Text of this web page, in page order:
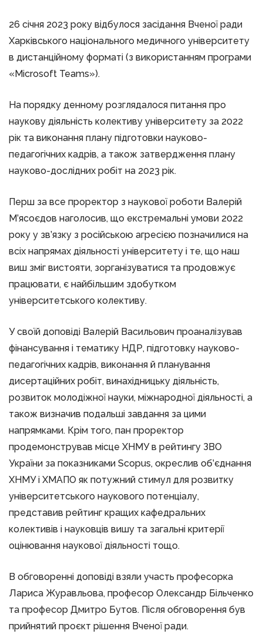
26 січня 2023 року відбулося засідання Вченої ради
Харківського національного медичного університету
в дистанційному форматі (з використанням програми
«Microsoft Teams»).
На порядку денному розглядалося питання про
наукову діяльність колективу університету за 2022
рік та виконання плану підготовки науково-
педагогічних кадрів, а також затвердження плану
науково-дослідних робіт на 2023 рік.
Перш за все проректор з наукової роботи Валерій
М’ясоєдов наголосив, що екстремальні умови 2022
року у зв’язку з російською агресією позначилися на
всіх напрямах діяльності університету і те, що наш
виш зміг вистояти, зорганізуватися та продовжує
працювати, є найбільшим здобутком
університетського колективу.
У своїй доповіді Валерій Васильович проаналізував
фінансування і тематику НДР, підготовку науково-
педагогічних кадрів, виконання й планування
дисертаційних робіт, винахідницьку діяльність,
розвиток молодіжної науки, міжнародної діяльності, а
також визначив подальші завдання за цими
напрямками. Крім того, пан проректор
продемонстрував місце ХНМУ в рейтингу ЗВО
України за показниками Scopus, окреслив об’єднання
ХНМУ і ХМАПО як потужний стимул для розвитку
університетського наукового потенціалу,
представив рейтинг кращих кафедральних
колективів і науковців вишу та загальні критерії
оцінювання наукової діяльності тощо.
В обговоренні доповіді взяли участь професорка
Лариса Журавльова, професор Олександр Більченко
та професор Дмитро Бутов. Після обговорення був
прийнятий проєкт рішення Вченої ради.